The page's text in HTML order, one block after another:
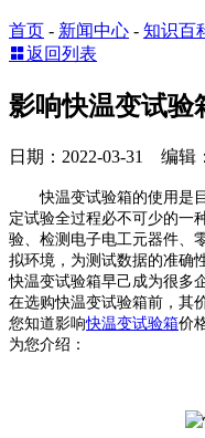
首页 - 新闻中心 - 知识百
返回列表
影响快温变试验
日期：2022-03-31 编
快温变试验箱的使用是目
定试验全过程必不可少的一
验、检测电子电工元器件、
拟环境，为测试数据的准确
快温变试验箱早己成为很多
在选购快温变试验箱前，其
您知道影响快温变试验箱价
为您介绍：